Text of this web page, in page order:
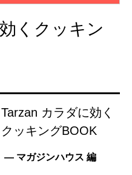
くクッキン
Tarzan カラダに効く
クッキングBOOK
— マガジンハウス 編